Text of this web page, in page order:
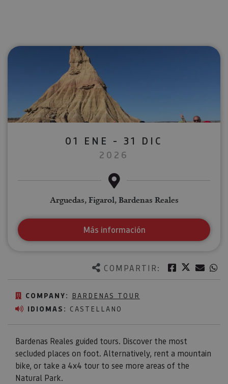
COMPARTIR: Facebook
Twitter
COMPANY: BARDENAS TOUR
IDIOMAS: CASTELLANO
Bardenas Reales guided tours. Discover the most
secluded places on foot. Alternatively, rent a mountain
bike, or take a 4x4 tour to see more areas of the
Natural Park.
01 ENE - 31 DIC
2026
Arguedas, Figarol, Bardenas Reales
Más información